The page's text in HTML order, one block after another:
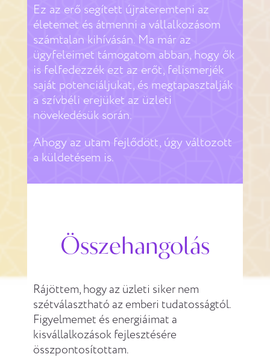
Ez az erő segített újrateremteni az
életemet és átmenni a vállalkozásom
számtalan kihívásán. Ma már az
ügyfeleimet támogatom abban, hogy ők
is felfedezzék ezt az erőt, felismerjék
saját potenciáljukat, és megtapasztalják
a szívbéli erejüket az üzleti
növekedésük során.
Ahogy az utam fejlődött, úgy változott
a küldetésem is.
Összehangolás
Rájöttem, hogy az üzleti siker nem
szétválasztható az emberi tudatosságtól.
Figyelmemet és energiáimat a
kisvállalkozások fejlesztésére
összpontosítottam.